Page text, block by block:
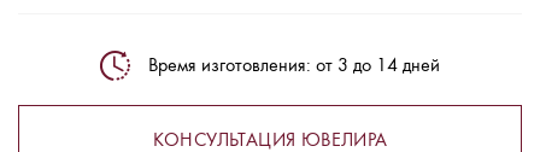
Время изготовления: от 3 до 14 дней
КОНСУЛЬТАЦИЯ ЮВЕЛИРА